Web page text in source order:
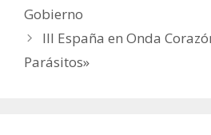
Gobierno
III España en Onda
Parásitos»